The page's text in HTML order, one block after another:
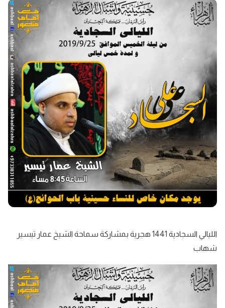
الليالي السجادية 1441 هجرية بمشاركة سماحة الشيخ عمار تيسير
شهاب